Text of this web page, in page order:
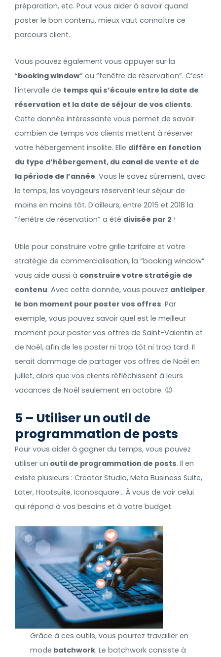
préparation, etc. Pour vous aider à savoir quand
poster le bon contenu, mieux vaut connaître ce
parcours client.
Vous pouvez également vous appuyer sur la
“booking window” ou “fenêtre de réservation”. C’est
l’intervalle de temps qui s’écoule entre la date de
réservation et la date de séjour de vos clients.
Cette donnée intéressante vous permet de savoir
combien de temps vos clients mettent à réserver
votre hébergement insolite. Elle diffère en fonction
du type d’hébergement, du canal de vente et de
la période de l’année. Vous le savez sûrement, avec
le temps, les voyageurs réservent leur séjour de
moins en moins tôt. D’ailleurs, entre 2015 et 2018 la
“fenêtre de réservation” a été divisée par 2 !
Utile pour construire votre grille tarifaire et votre
stratégie de commercialisation, la “booking window”
vous aide aussi à construire votre stratégie de
contenu. Avec cette donnée, vous pouvez anticiper
le bon moment pour poster vos offres. Par
exemple, vous pouvez savoir quel est le meilleur
moment pour poster vos offres de Saint-Valentin et
de Noël, afin de les poster ni trop tôt ni trop tard. Il
serait dommage de partager vos offres de Noël en
juillet, alors que vos clients réfléchissent à leurs
vacances de Noël seulement en octobre. 😉
5 – Utiliser un outil de
programmation de posts
Pour vous aider à gagner du temps, vous pouvez
utiliser un outil de programmation de posts. Il en
existe plusieurs : Creator Studio, Meta Business Suite,
Later, Hootsuite, Iconosquare… À vous de voir celui
qui répond à vos besoins et à votre budget.
Grâce à ces outils, vous pourrez travailler en
mode batchwork. Le batchwork consiste à